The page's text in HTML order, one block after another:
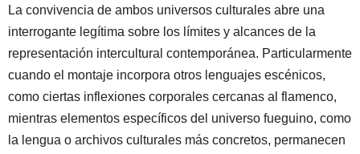
La convivencia de ambos universos culturales abre una
interrogante legítima sobre los límites y alcances de la
representación intercultural contemporánea. Particularmente
cuando el montaje incorpora otros lenguajes escénicos,
como ciertas inflexiones corporales cercanas al flamenco,
mientras elementos específicos del universo fueguino, como
la lengua o archivos culturales más concretos, permanecen